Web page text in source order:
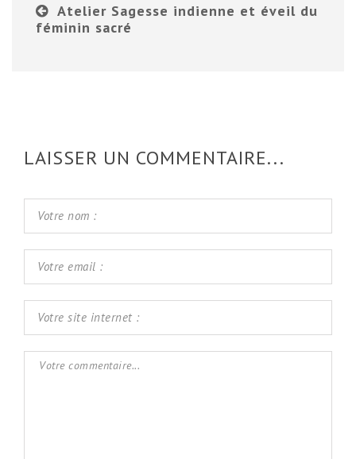
Atelier Sagesse indienne et éveil du
féminin sacré
LAISSER UN COMMENTAIRE...